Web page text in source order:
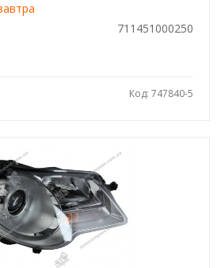
711451000250
Код: 747840-5